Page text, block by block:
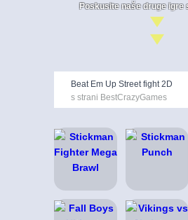
Poskusite naše druge igre
Beat Em Up Street fight 2D
s strani BestCrazyGames